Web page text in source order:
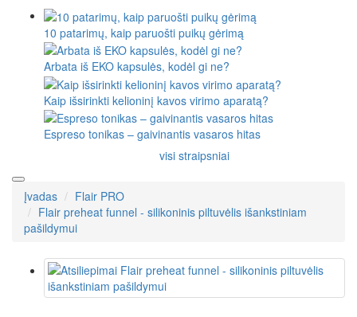
10 patarimų, kaip paruošti puikų gėrimą
Arbata iš EKO kapsulės, kodėl gi ne?
Kaip išsirinkti kelioninį kavos virimo aparatą?
Espreso tonikas – gaivinantis vasaros hitas
visi straipsniai
Įvadas
Flair PRO
Flair preheat funnel - silikoninis piltuvėlis išankstiniam
pašildymui